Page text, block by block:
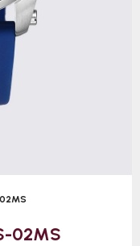
02MS